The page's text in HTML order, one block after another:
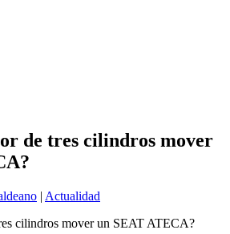
de tres cilindros mover
| Actualidad